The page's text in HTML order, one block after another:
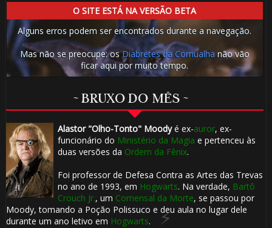
O SITE ESTÁ NA VERSÃO BETA
Alguns erros podem ser encontrados durante a navegação.
Mas não se preocupe: osDiabretes da Cornualha não vão
ficar aqui por muito tempo.
~ BRUXO DO MÊS ~
Alastor "Olho-Tonto" Moodyé ex-auror, ex-
funcionário do Ministério da Magia e pertenceu às
duas versões da Ordem da Fênix.
Foi professor de Defesa Contra as Artes das Trevas
no ano de 1993, em Hogwarts. Na verdade, Bartô
Crouch Jr., um Comensal da Morte, se passou por
Moody, tomando a Poção Polissuco e deu aula no lugar dele
durante um ano letivo em Hogwarts.
1️⃣ 8️⃣
1️⃣ 8️⃣